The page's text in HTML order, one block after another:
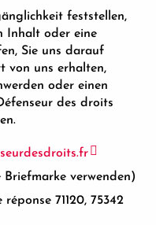
feststellen,
Inhalt oder eine
Sie uns darauf
von uns erhalten,
oder einen
des droits
verwenden)
71120, 75342